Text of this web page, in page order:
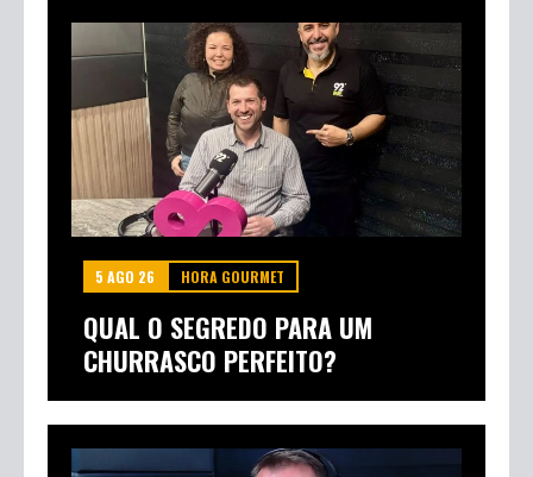
5 AGO 26 HORA GOURMET
QUAL O SEGREDO PARA UM
CHURRASCO PERFEITO?